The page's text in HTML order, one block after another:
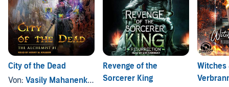
City of the Dead
Von: Vasily Mahanenko , und andere
Revenge of the
Sorcerer King
Witches